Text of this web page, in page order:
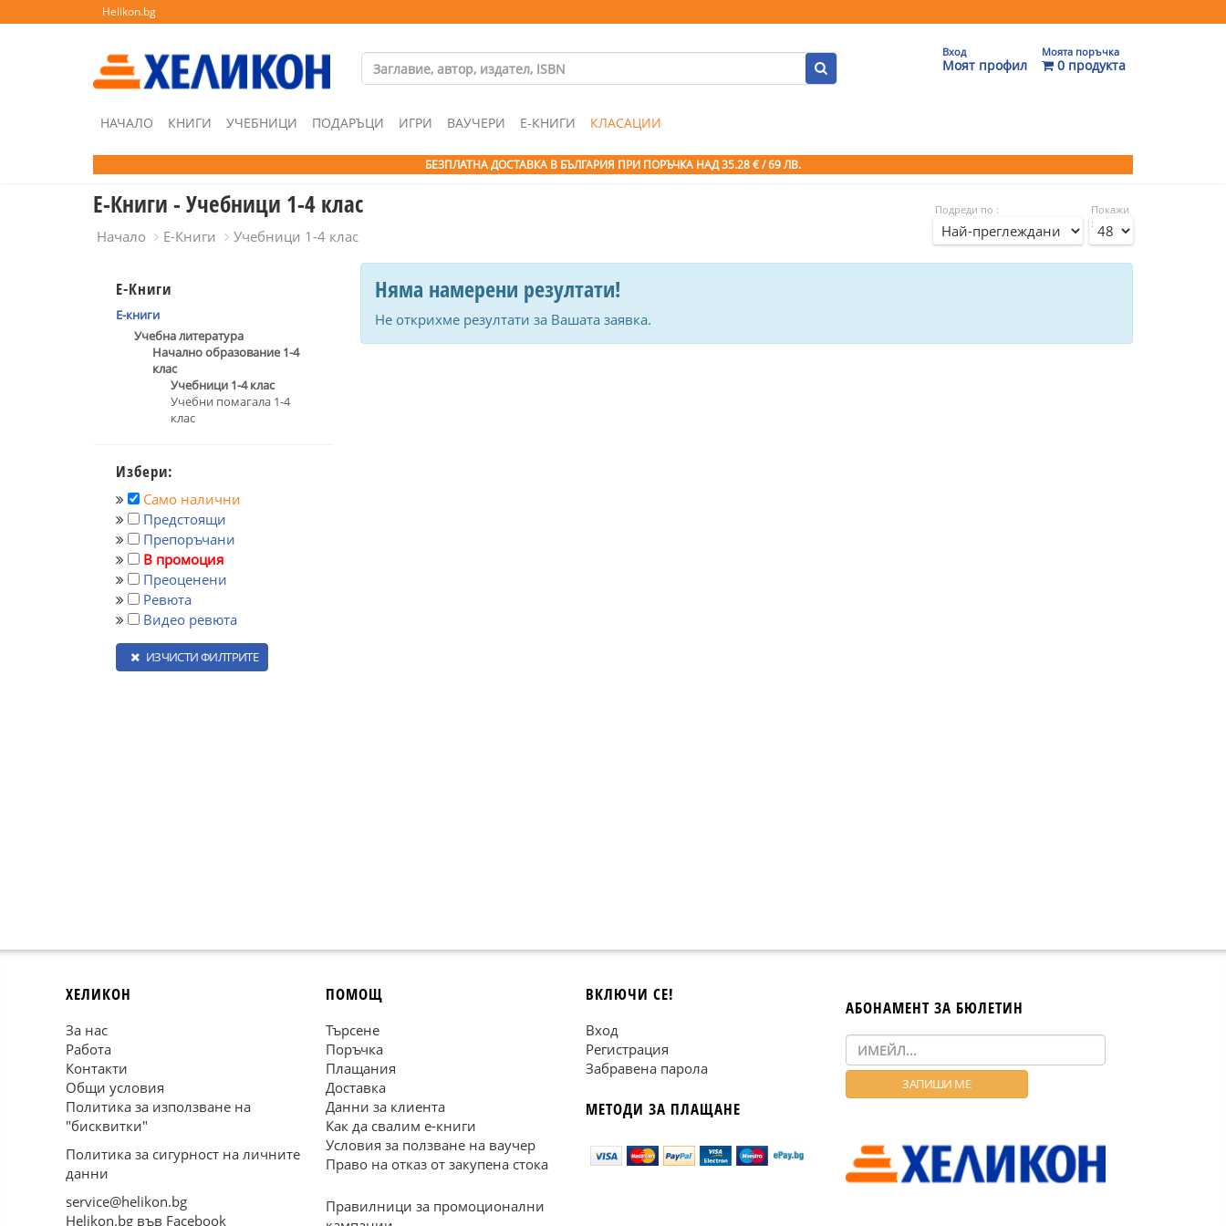
Helikon.bg
Вход
Моят профил
Моята поръчка
0 продукта
НАЧАЛО КНИГИ УЧЕБНИЦИ ПОДАРЪЦИ ИГРИ ВАУЧЕРИ Е-КНИГИ КЛАСАЦИИ
БЕЗПЛАТНА ДОСТАВКА В БЪЛГАРИЯ ПРИ ПОРЪЧКА НАД 35.28 € / 69 ЛВ.
Е-Книги - Учебници 1-4 клас
Начало Е-Книги Учебници 1-4 клас
Подреди по :
Покажи
:
Е-Книги
Е-книги
Учебна литература
Начално образование 1-4
клас
Учебници 1-4 клас
Учебни помагала 1-4
клас
Избери:
Само налични
Предстоящи
Препоръчани
В промоция
Преоценени
Ревюта
Видео ревюта
ИЗЧИСТИ ФИЛТРИТЕ
Няма намерени резултати!
Не открихме резултати за Вашата заявка.
ХЕЛИКОН
За нас
Работа
Контакти
Общи условия
Политика за използване на
"бисквитки"
Политика за сигурност на личните
данни
service@helikon.bg
Helikon.bg във Facebook
ПОМОЩ
Търсене
Поръчка
Плащания
Доставка
Данни за клиента
Как да свалим е-книги
Условия за ползване на ваучер
Право на отказ от закупена стока
Правилници за промоционални
ВКЛЮЧИ СЕ!
Вход
Регистрация
Забравена парола
МЕТОДИ ЗА ПЛАЩАНЕ
АБОНАМЕНТ ЗА БЮЛЕТИН